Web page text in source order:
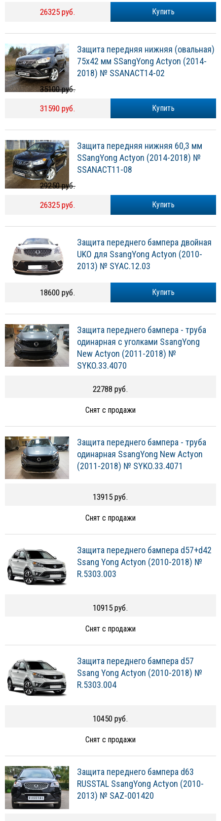
Купить
26325 руб.
Защита передняя нижняя (овальная)
75х42 мм SSangYong Actyon (2014-
2018) № SSANACT14-02
Купить
35100 руб.
31590 руб.
Защита передняя нижняя 60,3 мм
SSangYong Actyon (2014-2018) №
SSANACT11-08
Купить
29250 руб.
26325 руб.
Защита переднего бампера двойная
UKO для SsangYong Actyon (2010-
2013) № SYAC.12.03
Купить
18600 руб.
Защита переднего бампера - труба
одинарная с уголками SsangYong
New Actyon (2011-2018) №
SYKO.33.4070
22788 руб.
Снят с продажи
Защита переднего бампера - труба
одинарная SsangYong New Actyon
(2011-2018) № SYKO.33.4071
13915 руб.
Снят с продажи
Защита переднего бампера d57+d42
Ssang Yong Actyon (2010-2018) №
R.5303.003
10915 руб.
Снят с продажи
Защита переднего бампера d57
Ssang Yong Actyon (2010-2018) №
R.5303.004
10450 руб.
Снят с продажи
Защита переднего бампера d63
RUSSTAL SsangYong Actyon (2010-
2013) № SAZ-001420